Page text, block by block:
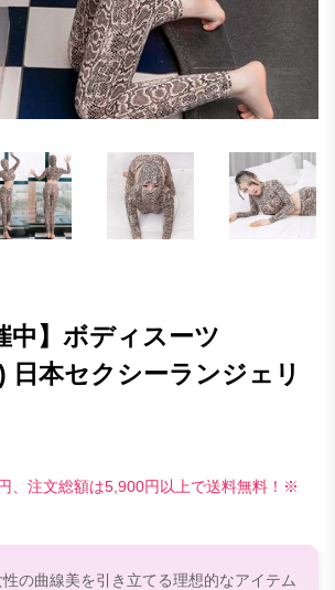
中】ボディスーツ
日本セクシーランジェリ
、注文総額は5,900円以上で送料無料！※
の曲線美を引き立てる理想的なアイテム